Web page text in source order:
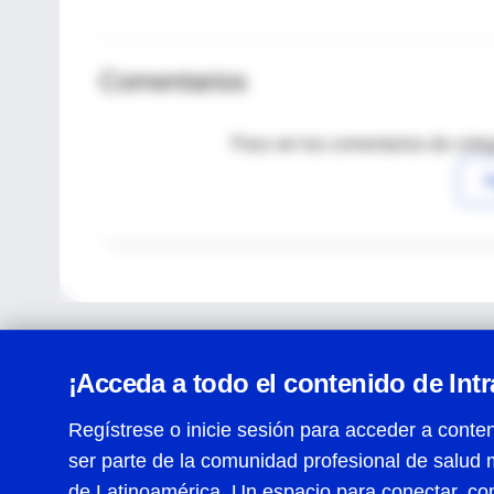
Comentarios
Para ver los comentarios de
¡Acceda a todo el contenido de
Regístrese o inicie sesión para acceder a
ser parte de la comunidad profesional de salud
Centro de Ayuda